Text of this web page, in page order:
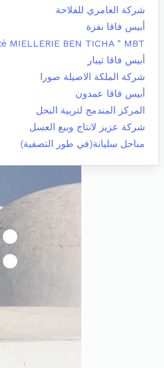
شركة العامري للفلاحة
أبيس فاقا نفزة
MIELLERIE BEN TICHA " MBT
أبيس فاقا تيبار
شركة الملكة الاصيلة صورا
أبيس فاقا عمدون
المركز المندمج لتربية النحل
شركة عزيز لانتاج وبيع العسل
مناحل سليانة(في طور التصفية)